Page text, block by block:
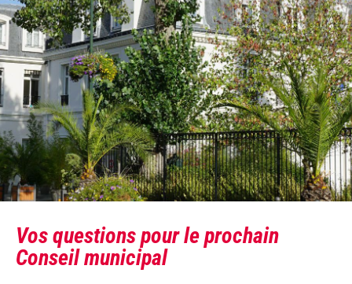
Vos questions pour le prochain
Conseil municipal